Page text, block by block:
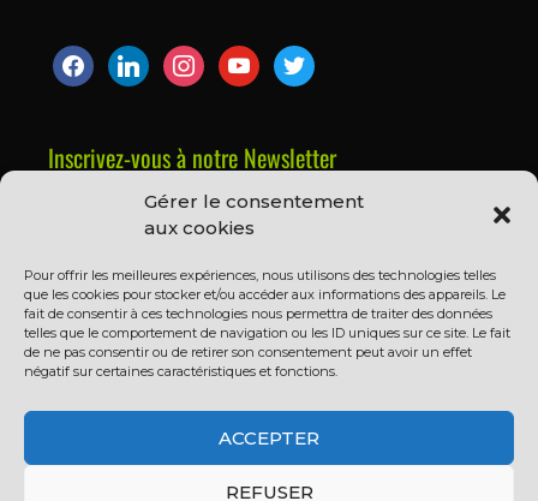
Gérer le consentement
aux cookies
Pour offrir les meilleures expériences, nous utilisons des technologies telles
que les cookies pour stocker et/ou accéder aux informations des appareils. Le
fait de consentir à ces technologies nous permettra de traiter des données
telles que le comportement de navigation ou les ID uniques sur ce site. Le fait
de ne pas consentir ou de retirer son consentement peut avoir un effet
négatif sur certaines caractéristiques et fonctions.
ACCEPTER
REFUSER
Inscrivez-vous à notre Newsletter
Prénom ou nom complet
Email
confidentialité